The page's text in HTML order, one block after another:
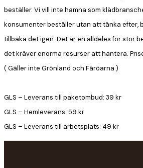
beställer. Vi vill inte hamna som
konsumenter beställer utan att tänka efter,
tillbaka det igen. Det är en alldeles för stor
det kräver enorma resurser att hantera.
( Gäller inte Grönland och Färöarna )
GLS – Leverans till paketombud: 39 kr
GLS – Hemleverans: 59 kr
GLS – Leverans till arbetsplats: 49 kr